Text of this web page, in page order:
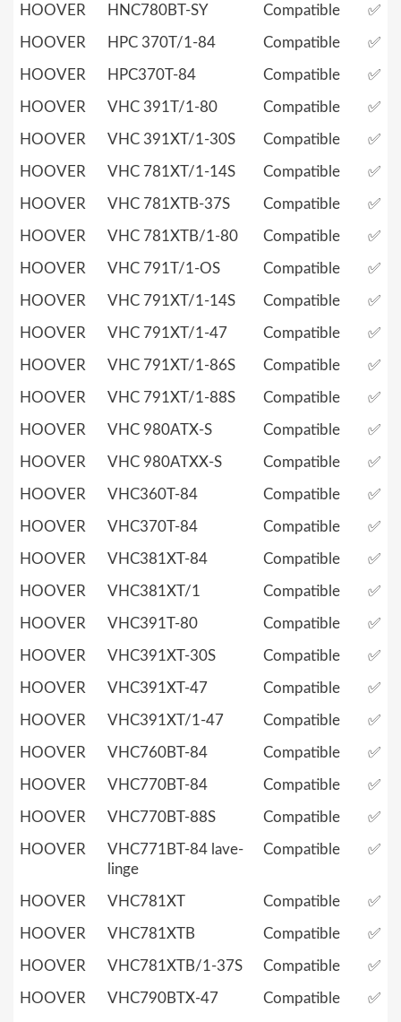
HOOVER HNC780BT-SY Compatible ✅
HOOVER HPC 370T/1-84 Compatible ✅
HOOVER HPC370T-84 Compatible ✅
HOOVER VHC 391T/1-80 Compatible ✅
HOOVER VHC 391XT/1-30S Compatible ✅
HOOVER VHC 781XT/1-14S Compatible ✅
HOOVER VHC 781XTB-37S Compatible ✅
HOOVER VHC 781XTB/1-80 Compatible ✅
HOOVER VHC 791T/1-OS Compatible ✅
HOOVER VHC 791XT/1-14S Compatible ✅
HOOVER VHC 791XT/1-47 Compatible ✅
HOOVER VHC 791XT/1-86S Compatible ✅
HOOVER VHC 791XT/1-88S Compatible ✅
HOOVER VHC 980ATX-S Compatible ✅
HOOVER VHC 980ATXX-S Compatible ✅
HOOVER VHC360T-84 Compatible ✅
HOOVER VHC370T-84 Compatible ✅
HOOVER VHC381XT-84 Compatible ✅
HOOVER VHC381XT/1 Compatible ✅
HOOVER VHC391T-80 Compatible ✅
HOOVER VHC391XT-30S Compatible ✅
HOOVER VHC391XT-47 Compatible ✅
HOOVER VHC391XT/1-47 Compatible ✅
HOOVER VHC760BT-84 Compatible ✅
HOOVER VHC770BT-84 Compatible ✅
HOOVER VHC770BT-88S Compatible ✅
HOOVER
VHC771BT-84 lave-
linge
Compatible ✅
HOOVER VHC781XT Compatible ✅
HOOVER VHC781XTB Compatible ✅
HOOVER VHC781XTB/1-37S Compatible ✅
HOOVER VHC790BTX-47 Compatible ✅